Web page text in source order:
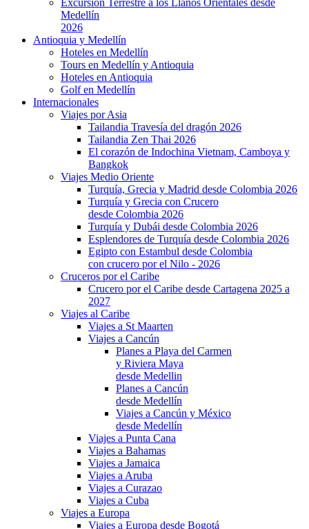
Excursión Terrestre a los Llanos Orientales desde
Medellín
2026
Antioquia y Medellín
Hoteles en Medellín
Tours en Medellín y Antioquia
Hoteles en Antioquia
Golf en Medellín
Internacionales
Viajes por Asia
Tailandia Travesía del dragón 2026
Tailandia Zen Thai 2026
El corazón de Indochina Vietnam, Camboya y
Bangkok
Viajes Medio Oriente
Turquía, Grecia y Madrid desde Colombia 2026
Turquía y Grecia con Crucero
desde Colombia 2026
Turquía y Dubái desde Colombia 2026
Esplendores de Turquía desde Colombia 2026
Egipto con Estambul desde Colombia
con crucero por el Nilo - 2026
Cruceros por el Caribe
Crucero por el Caribe desde Cartagena 2025 a
2027
Viajes al Caribe
Viajes a St Maarten
Viajes a Cancún
Planes a Playa del Carmen
y Riviera Maya
desde Medellin
Planes a Cancún
desde Medellín
Viajes a Cancún y México
desde Medellín
Viajes a Punta Cana
Viajes a Bahamas
Viajes a Jamaica
Viajes a Aruba
Viajes a Curazao
Viajes a Cuba
Viajes a Europa
Viajes a Europa desde Bogotá